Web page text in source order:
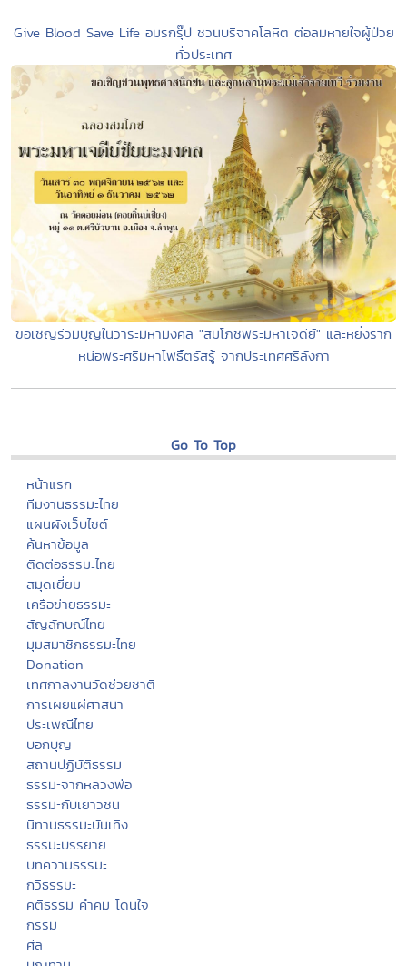
Give Blood Save Life อมรกรุ๊ป ชวนบริจาคโลหิต ต่อลมหายใจผู้ป่วย
ทั่วประเทศ
ขอเชิญร่วมบุญในวาระมหามงคล "สมโภชพระมหาเจดีย์" และหยั่งราก
หน่อพระศรีมหาโพธิ์ตรัสรู้ จากประเทศศรีลังกา
Go To Top
หน้าแรก
ทีมงานธรรมะไทย
แผนผังเว็บไซต์
ค้นหาข้อมูล
ติดต่อธรรมะไทย
สมุดเยี่ยม
เครือข่ายธรรมะ
สัญลักษณ์ไทย
มุมสมาชิกธรรมะไทย
Donation
เทศกาลงานวัดช่วยชาติ
การเผยแผ่ศาสนา
ประเพณีไทย
บอกบุญ
สถานปฏิบัติธรรม
ธรรมะจากหลวงพ่อ
ธรรมะกับเยาวชน
นิทานธรรมะบันเทิง
ธรรมะบรรยาย
บทความธรรมะ
กวีธรรมะ
คติธรรม คำคม โดนใจ
กรรม
ศีล